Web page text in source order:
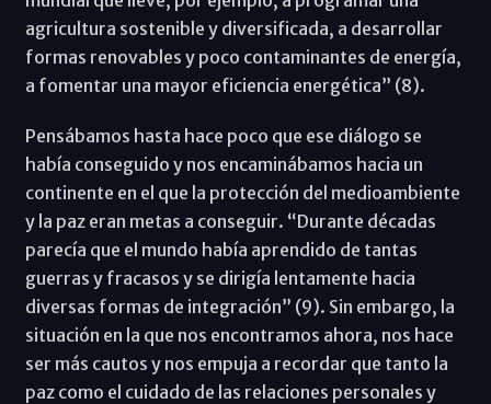
agricultura sostenible y diversificada, a desarrollar
formas renovables y poco contaminantes de energía,
a fomentar una mayor eficiencia energética” (8).
Pensábamos hasta hace poco que ese diálogo se
había conseguido y nos encaminábamos hacia un
continente en el que la protección del medioambiente
y la paz eran metas a conseguir. “Durante décadas
parecía que el mundo había aprendido de tantas
guerras y fracasos y se dirigía lentamente hacia
diversas formas de integración” (9). Sin embargo, la
situación en la que nos encontramos ahora, nos hace
ser más cautos y nos empuja a recordar que tanto la
paz como el cuidado de las relaciones personales y